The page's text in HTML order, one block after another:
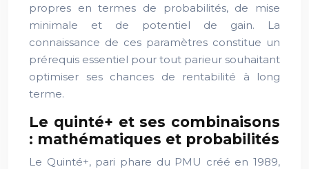
propres en termes de probabilités, de mise
minimale et de potentiel de gain. La
connaissance de ces paramètres constitue un
prérequis essentiel pour tout parieur souhaitant
optimiser ses chances de rentabilité à long
terme.
Le quinté+ et ses combinaisons
: mathématiques et probabilités
Le Quinté+, pari phare du PMU créé en 1989,